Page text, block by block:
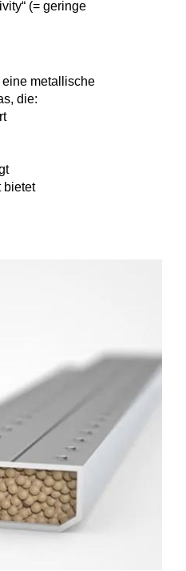
(= geringe
metallische
die:
bietet